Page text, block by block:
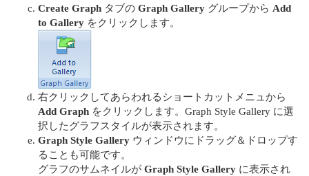
Create Graph タブの Graph Gallery グループから Add
to Gallery をクリックします。
右クリックしてあらわれるショートカットメニュから
Add Graph をクリックします。Graph Style Gallery に選
択したグラフスタイルが表示されます。
Graph Style Gallery ウィンドウにドラッグ＆ドロップす
ることも可能です。
グラフのサムネイルが Graph Style Gallery に表示され